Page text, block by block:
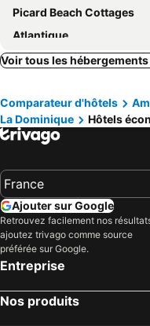
Picard Beach Cottages
Atlantique
Mainroad Suite
Caribbean Sea View Holiday
Classique International in
Pagua Bay House
Voir tous les
Comparateur d'hôtels
La Dominique
Hôtels
Ajouter sur Google
Retrouvez facilement nos
ajoutez trivago comme source
préférée sur Google.
Entreprise
Nos produits